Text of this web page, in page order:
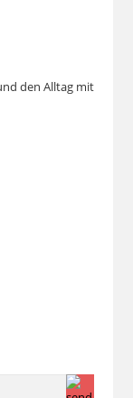
den Alltag mit